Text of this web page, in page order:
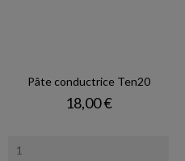
Pâte conductrice Ten20
Prix
18,00 €